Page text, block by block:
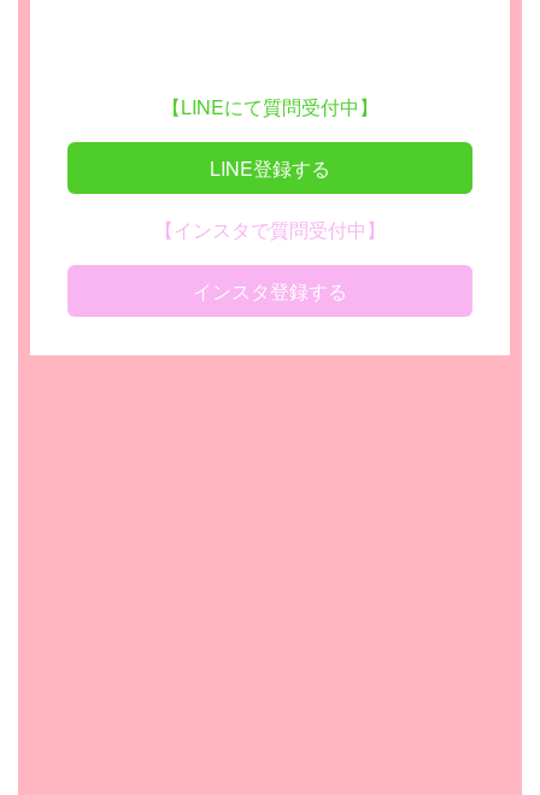
【LINEにて質問受付中】
LINE登録する
【インスタで質問受付中】
インスタ登録する